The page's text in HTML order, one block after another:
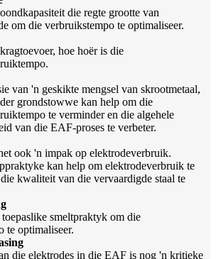
die regte grootte van
om die verbruikstempo te optimaliseer.
hoe hoër is die
van 'n geskikte mengsel van skrootmetaal,
grondstowwe kan help om die
te verminder en die algehele
van die EAF-proses te verbeter.
ook 'n impak op elektrodeverbruik.
kan help om elektrodeverbruik te
kwaliteit van die vervaardigde staal te
smeltpraktyk om die
te optimaliseer.
die elektrodes in die EAF is nog 'n kritieke